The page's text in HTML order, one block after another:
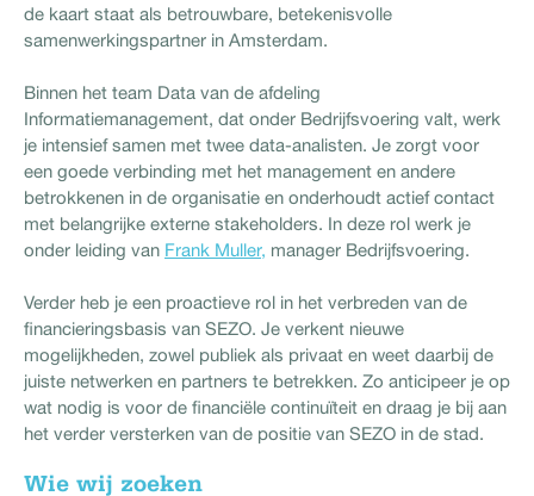
de kaart staat als betrouwbare, betekenisvolle
samenwerkingspartner in Amsterdam.
Binnen het team Data van de afdeling
Informatiemanagement, dat onder Bedrijfsvoering valt, werk
je intensief samen met twee data-analisten. Je zorgt voor
een goede verbinding met het management en andere
betrokkenen in de organisatie en onderhoudt actief contact
met belangrijke externe stakeholders. In deze rol werk je
onder leiding van Frank Muller, manager Bedrijfsvoering.
Verder heb je een proactieve rol in het verbreden van de
financieringsbasis van SEZO. Je verkent nieuwe
mogelijkheden, zowel publiek als privaat en weet daarbij de
juiste netwerken en partners te betrekken. Zo anticipeer je op
wat nodig is voor de financiële continuïteit en draag je bij aan
het verder versterken van de positie van SEZO in de stad.
Wie wij zoeken